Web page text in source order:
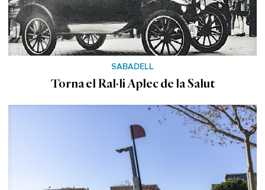
SABADELL
Torna el Ral·li Aplec de la Salut